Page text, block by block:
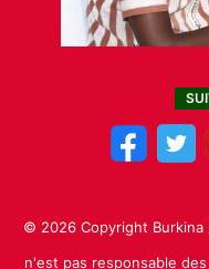
© 2026 Copyright Burkina
n'est pas responsable